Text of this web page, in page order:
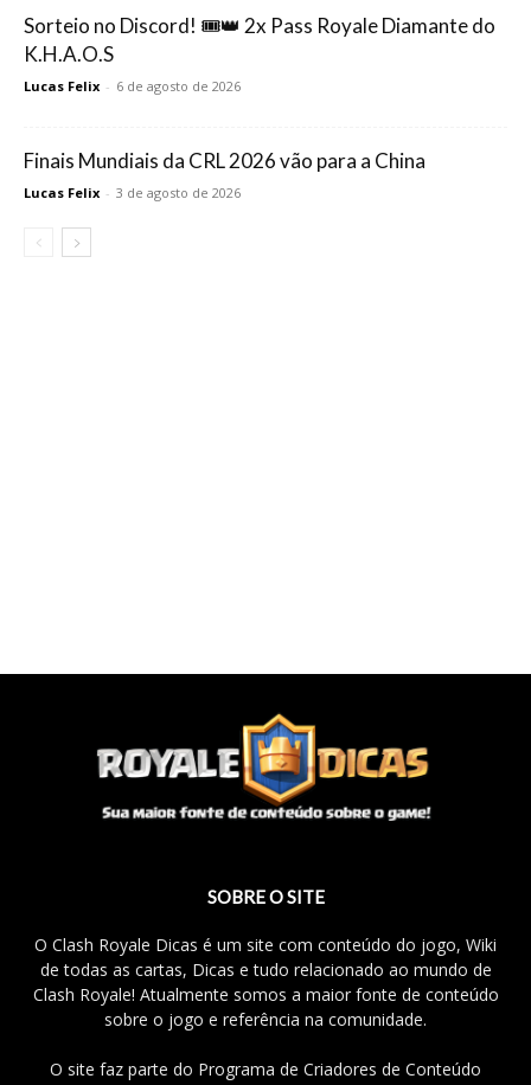
Sorteio no Discord! 🎟️👑 2x Pass Royale Diamante do
K.H.A.O.S
Lucas Felix - 6 de agosto de 2026
Finais Mundiais da CRL 2026 vão para a China
Lucas Felix - 3 de agosto de 2026
SOBRE O SITE
O Clash Royale Dicas é um site com conteúdo do jogo, Wiki
de todas as cartas, Dicas e tudo relacionado ao mundo de
Clash Royale! Atualmente somos a maior fonte de conteúdo
sobre o jogo e referência na comunidade.
O site faz parte do Programa de Criadores de Conteúdo